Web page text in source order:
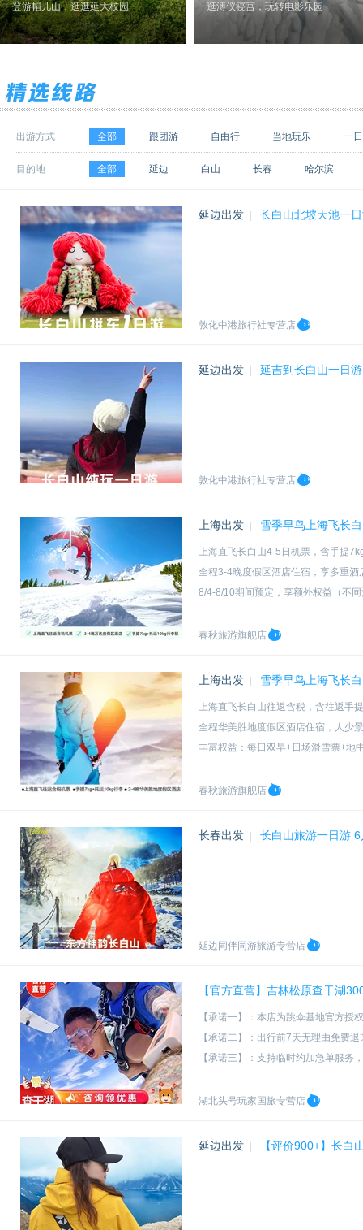
登游帽儿山，逛逛延大校园 逛溥仪寝宫，玩转电影乐园
出游方式 全部 跟团游 自由行 当地玩乐 一
目的地 全部 延边 白山 长春 哈尔滨
秦皇岛 黑河 海参崴 兴安 北京
双鸭山
延边出发 长白山北坡天池一
敦化中港旅行社专营店
延边出发 延吉到长白山一日
敦化中港旅行社专营店
上海出发 雪季早鸟上海飞长
上海直飞长白山4-5日机票，含手提
全程3-4晚度假区酒店住宿，享多重酒
8/4-8/10期间预定，享额外权益（不
春秋旅游旗舰店
上海出发 雪季早鸟上海飞长
上海直飞长白山往返含税，含往返手
全程华美胜地度假区酒店住宿，人少
丰富权益：每日双早+日场滑雪票+地
春秋旅游旗舰店
长春出发 长白山旅游一日游
延边同伴同游旅游专营店
【官方直营】吉林松原查干湖
【承诺一】：本店为跳伞基地官方授
【承诺二】：出行前7天无理由免费
【承诺三】：支持临时约加急单服务
湖北头号玩家国旅专营店
延边出发 【评价900+】长白